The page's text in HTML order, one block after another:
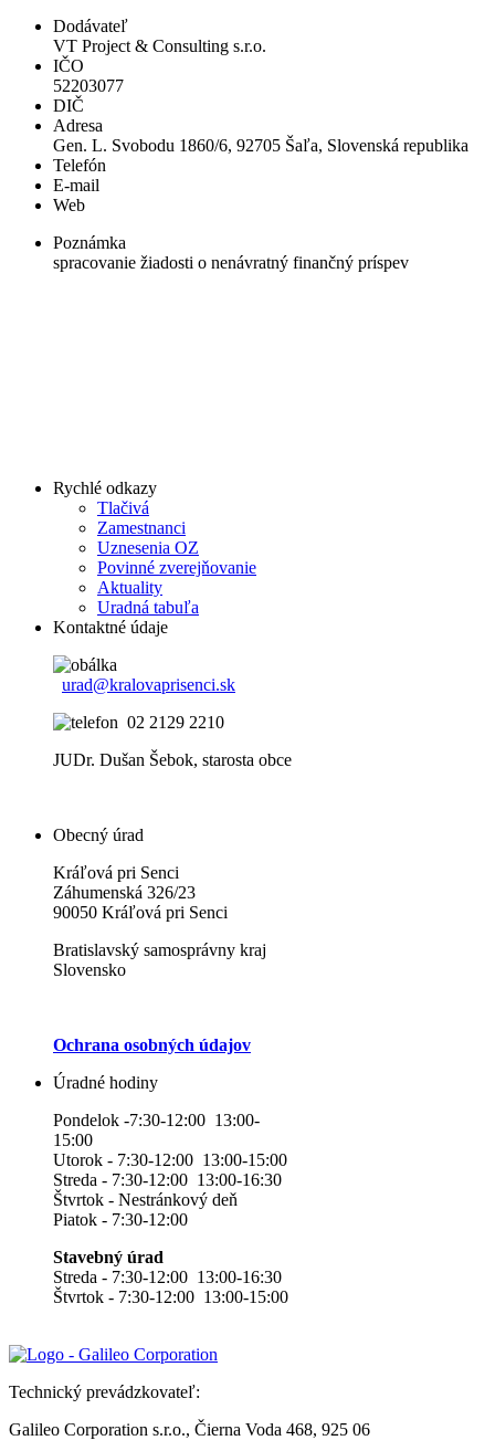
Dodávateľ
VT Project & Consulting s.r.o.
IČO
52203077
DIČ
Adresa
Gen. L. Svobodu 1860/6, 92705 Šaľa, Slovenská republika
Telefón
E-mail
Web
Poznámka
spracovanie žiadosti o nenávratný finančný príspev
Rychlé odkazy
Tlačivá
Zamestnanci
Uznesenia OZ
Povinné zverejňovanie
Aktuality
Uradná tabuľa
Kontaktné údaje
urad@kralovaprisenci.sk
02 2129 2210
JUDr. Dušan Šebok, starosta obce
Obecný úrad
Kráľová pri Senci
Záhumenská 326/23
90050 Kráľová pri Senci
Bratislavský samosprávny kraj
Slovensko
Ochrana osobných údajov
Úradné hodiny
Pondelok -7:30-12:00 13:00-
15:00
Utorok - 7:30-12:00 13:00-15:00
Streda - 7:30-12:00 13:00-16:30
Štvrtok - Nestránkový deň
Piatok - 7:30-12:00
Stavebný úrad
Streda - 7:30-12:00 13:00-16:30
Štvrtok - 7:30-12:00 13:00-15:00
Technický prevádzkovateľ:
Galileo Corporation s.r.o., Čierna Voda 468, 925 06